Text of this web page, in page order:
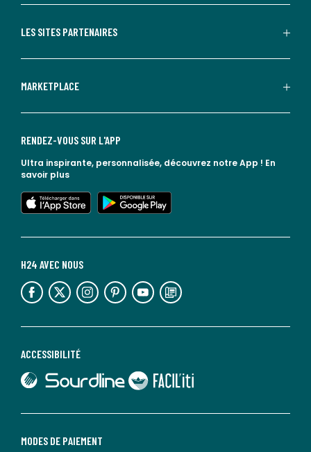
LES SITES PARTENAIRES
MARKETPLACE
MODES DE PAIEMENT
ACCESSIBILITÉ
lien vers Sourdline
lien vers Faciliti
H24 AVEC NOUS
lien vers l'espace réseaux sociaux lien vers l'espace réseaux sociaux lien vers l'espace réseaux sociaux lien vers l'espace réseaux sociaux lien vers l'espace réseaux sociaux lien vers le blog la redoute
RENDEZ-VOUS SUR L'APP
Ultra inspirante, personnalisée, découvrez notre App ! En
savoir plus
lien vers l'app store
lien vers google play